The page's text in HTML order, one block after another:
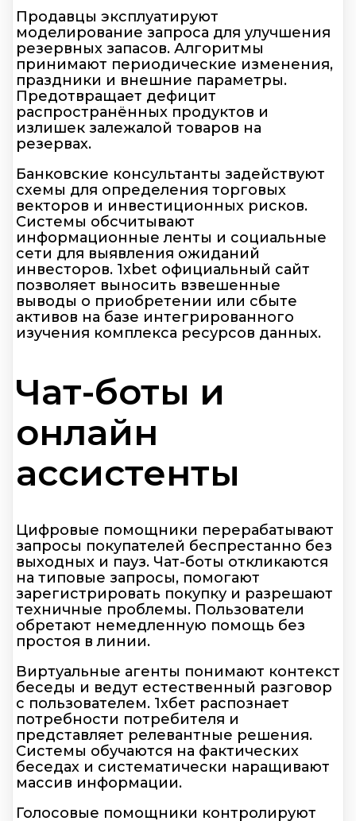
Продавцы эксплуатируют
моделирование запроса для улучшения
резервных запасов. Алгоритмы
принимают периодические изменения,
праздники и внешние параметры.
Предотвращает дефицит
распространённых продуктов и
излишек залежалой товаров на
резервах.
Банковские консультанты задействуют
схемы для определения торговых
векторов и инвестиционных рисков.
Системы обсчитывают
информационные ленты и социальные
сети для выявления ожиданий
инвесторов. 1xbet официальный сайт
позволяет выносить взвешенные
выводы о приобретении или сбыте
активов на базе интегрированного
изучения комплекса ресурсов данных.
Чат-боты и
онлайн
ассистенты
Цифровые помощники перерабатывают
запросы покупателей беспрестанно без
выходных и пауз. Чат-боты откликаются
на типовые запросы, помогают
зарегистрировать покупку и разрешают
техничные проблемы. Пользователи
обретают немедленную помощь без
простоя в линии.
Виртуальные агенты понимают контекст
беседы и ведут естественный разговор
с пользователем. 1хбет распознает
потребности потребителя и
представляет релевантные решения.
Системы обучаются на фактических
беседах и систематически наращивают
массив информации.
Голосовые помощники контролируют